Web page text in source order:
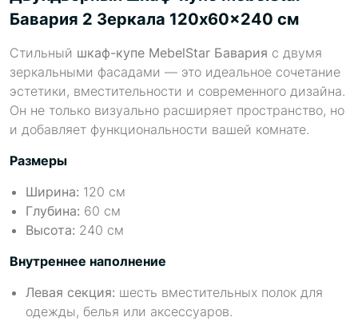
Бавария 2 Зеркала 120x60x240 см
Стильный шкаф-купе MebelStar Бавария с двумя
зеркальными фасадами — это идеальное сочетание
эстетики, вместительности и современного дизайна.
Он не только визуально расширяет пространство, но
и добавляет функциональности вашей комнате.
Размеры
Ширина: 120 см
Глубина: 60 см
Высота: 240 см
Внутреннее наполнение
Левая секция: шесть вместительных полок для
одежды, белья или аксессуаров.